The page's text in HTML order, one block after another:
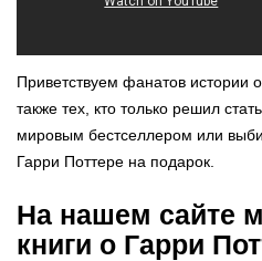
Приветствуем фанатов истории
также тех, кто только решил
мировым бестселлером или
Гарри Поттере на подарок.
На нашем сайте
книги о Гарри